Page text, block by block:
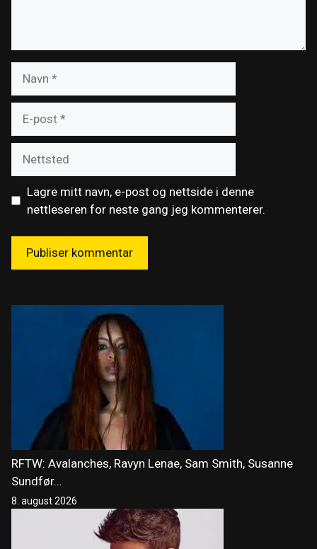
post
Lagre mitt navn, e-post og nettside i denne
nettleseren for neste gang jeg kommenterer.
RFTW: Avalanches, Ravyn Lenae, Sam Smith, Susanne
Sundfør…
8. august 2026